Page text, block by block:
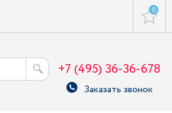
0
+7 (495) 36-36-678
Заказать звонок